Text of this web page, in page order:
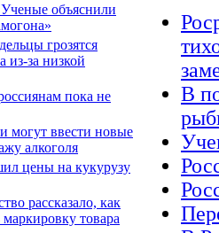
объяснили
грозятся
из-за низкой
пока не
могут ввести новые
алкоголя
цены на кукурузу
рассказало, как
товара
В